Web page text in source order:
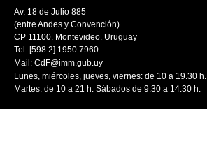
Av. 18 de Julio 885
(entre Andes y Convención)
CP 11100. Montevideo. Uruguay
Tel: [598 2] 1950 7960
Mail: CdF@imm.gub.uy
Lunes, miércoles, jueves, viernes: de 10 a 19.30 h.
Martes: de 10 a 21 h. Sábados de 9.30 a 14.30 h.